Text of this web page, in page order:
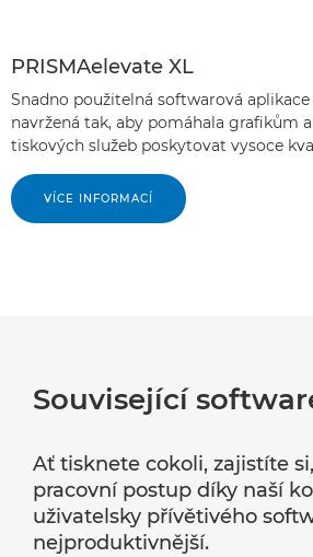
PRISMAelevate XL
Snadno použitelná softwarová
navržená tak, aby pomáhala grafikům
tiskových služeb poskytovat vysoce
VÍCE INFORMACÍ
Související
Ať tisknete cokoli, zajistíte
pracovní postup díky naší
uživatelsky přívětivého
nejproduktivnější.